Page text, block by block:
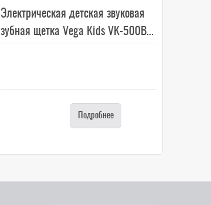
Электрическая детская звуковая
зубная щетка Vega Kids VK-500B...
Подробнее